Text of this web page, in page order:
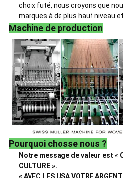
choix futé, nous croyons que
marques à de plus haut niveau
Machine de production
Pourquoi chosse nous ?
Notre message de valeur est «
CULTURE ».
« AVEC LES USA VOTRE